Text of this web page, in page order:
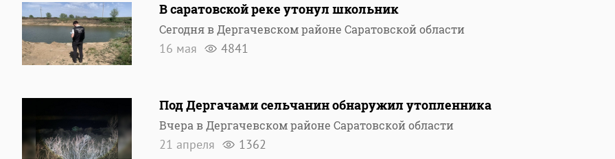
В саратовской реке утонул школьник
Сегодня в Дергачевском районе Саратовской области
16 мая 4841
Под Дергачами сельчанин обнаружил утопленника
Вчера в Дергачевском районе Саратовской области
21 апреля 1362